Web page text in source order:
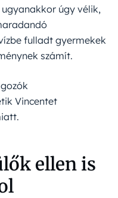
úgy vélik,
fulladt gyermekek
számít.
Vincentet
ellen is